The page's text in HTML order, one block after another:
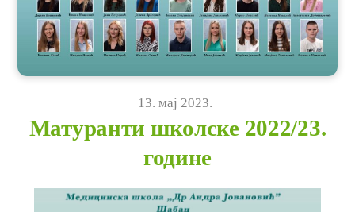
13. мај 2023.
Матуранти школске 2022/23.
године